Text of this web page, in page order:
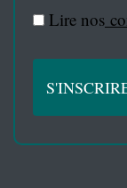
Lire nos